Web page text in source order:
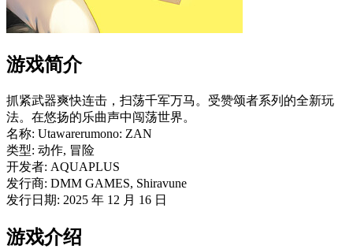
游戏简介
抓紧武器爽快连击，扫荡千军万马。受赞颂者系列的全新玩
法。在悠扬的乐曲声中闯荡世界。
名称: Utawarerumono: ZAN
类型: 动作, 冒险
开发者: AQUAPLUS
发行商: DMM GAMES, Shiravune
发行日期: 2025 年 12 月 16 日
游戏介绍